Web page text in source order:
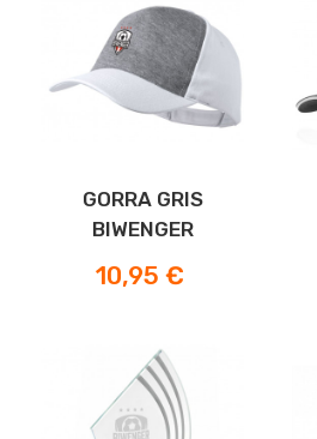
GORRA GRIS
BIWENGER
Preis
10,95 €